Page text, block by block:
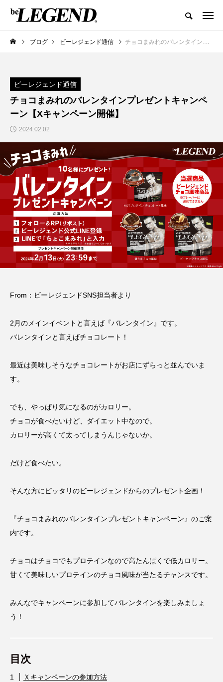
ブログ ビーレジェンド通信 チョコまみれのバレンタインプレゼントキャンペーン【Xキャンペーン開催】
ビーレジェンド通信
チョコまみれのバレンタインプレゼントキャンペ
ーン【Xキャンペーン開催】
2024.02.02
From：ビーレジェンドSNS担当者より
2月のメインイベントと言えば『バレンタイン』です。
バレンタインと言えばチョコレート！
最近は美味しそうなチョコレートがお店にずらっと並んでいま
す。
でも、やっぱり気になるのがカロリー。
チョコが食べたいけど、ダイエット中なので。
カロリーが高くて太ってしまうんじゃないか。
だけど食べたい。
そんな方にピッタリのビーレジェンドからのプレゼント企画！
『チョコまみれのバレンタインプレゼントキャンペーン』のご案
内です。
チョコはチョコでもプロテインなので高たんぱくで低カロリー。
甘くて美味しいプロテインのチョコ風味が当たるチャンスです。
みんなでキャンペーンに参加してバレンタインを楽しみましょ
う！
目次
Ｘキャンペーンの参加方法